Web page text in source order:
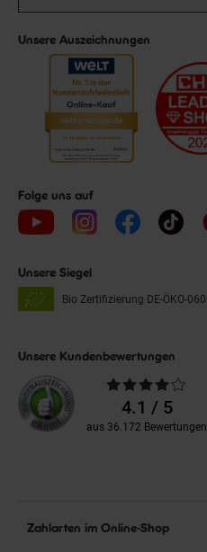
Unsere Auszeichnungen
Folge uns auf
Unsere Siegel
Bio Zertifizierung DE-ÖKO-060
Unsere Kundenbewertungen
Durchschnittliche
Bewertungen4.1 / 5
aus 36.172 Bewertungen
Zahlarten im Online-Shop